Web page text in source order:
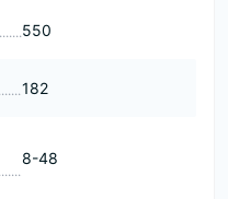
550
182
8-48